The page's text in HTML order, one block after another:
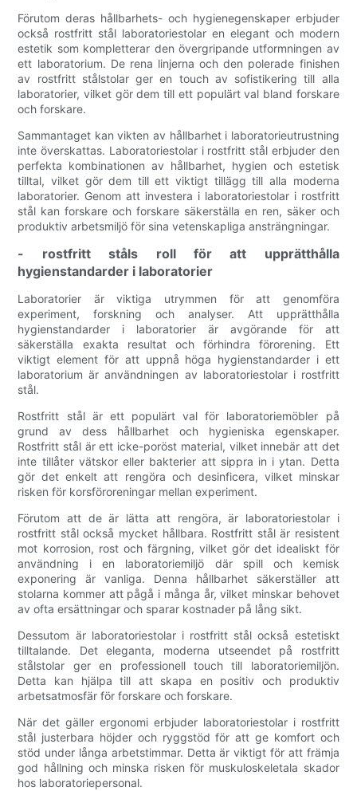
Förutom deras hållbarhets- och hygienegenskaper erbjuder
också rostfritt stål laboratoriestolar en elegant och modern
estetik som kompletterar den övergripande utformningen av
ett laboratorium. De rena linjerna och den polerade finishen
av rostfritt stålstolar ger en touch av sofistikering till alla
laboratorier, vilket gör dem till ett populärt val bland forskare
och forskare.
Sammantaget kan vikten av hållbarhet i laboratorieutrustning
inte överskattas. Laboratoriestolar i rostfritt stål erbjuder den
perfekta kombinationen av hållbarhet, hygien och estetisk
tilltal, vilket gör dem till ett viktigt tillägg till alla moderna
laboratorier. Genom att investera i laboratoriestolar i rostfritt
stål kan forskare och forskare säkerställa en ren, säker och
produktiv arbetsmiljö för sina vetenskapliga ansträngningar.
- rostfritt ståls roll för att upprätthålla
hygienstandarder i laboratorier
Laboratorier är viktiga utrymmen för att genomföra
experiment, forskning och analyser. Att upprätthålla
hygienstandarder i laboratorier är avgörande för att
säkerställa exakta resultat och förhindra förorening. Ett
viktigt element för att uppnå höga hygienstandarder i ett
laboratorium är användningen av laboratoriestolar i rostfritt
stål.
Rostfritt stål är ett populärt val för laboratoriemöbler på
grund av dess hållbarhet och hygieniska egenskaper.
Rostfritt stål är ett icke-poröst material, vilket innebär att det
inte tillåter vätskor eller bakterier att sippra in i ytan. Detta
gör det enkelt att rengöra och desinficera, vilket minskar
risken för korsföroreningar mellan experiment.
Förutom att de är lätta att rengöra, är laboratoriestolar i
rostfritt stål också mycket hållbara. Rostfritt stål är resistent
mot korrosion, rost och färgning, vilket gör det idealiskt för
användning i en laboratoriemiljö där spill och kemisk
exponering är vanliga. Denna hållbarhet säkerställer att
stolarna kommer att pågå i många år, vilket minskar behovet
av ofta ersättningar och sparar kostnader på lång sikt.
Dessutom är laboratoriestolar i rostfritt stål också estetiskt
tilltalande. Det eleganta, moderna utseendet på rostfritt
stålstolar ger en professionell touch till laboratoriemiljön.
Detta kan hjälpa till att skapa en positiv och produktiv
arbetsatmosfär för forskare och forskare.
När det gäller ergonomi erbjuder laboratoriestolar i rostfritt
stål justerbara höjder och ryggstöd för att ge komfort och
stöd under långa arbetstimmar. Detta är viktigt för att främja
god hållning och minska risken för muskuloskeletala skador
hos laboratoriepersonal.